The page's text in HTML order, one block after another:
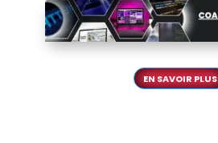
EN SAVOIR PLUS